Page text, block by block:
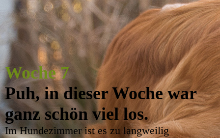
Woche 7
Puh, in dieser Woche war
ganz schön viel los.
Im Hundezimmer ist es zu langweilig